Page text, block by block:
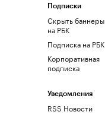
Подписки
Скрыть баннеры
на РБК
Подписка на РБК
Корпоративная
подписка
Уведомления
RSS Новости